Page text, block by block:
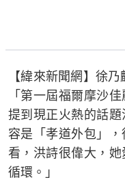
【緯來新聞網】徐
「第一屆福爾摩沙
提到現正火熱的話
容是「孝道外包」
看，洪詩很偉大，
循環。」